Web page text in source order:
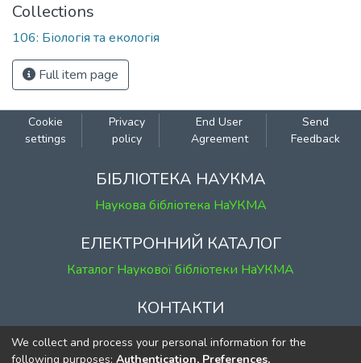
Collections
106: Біологія та екологія
Full item page
Cookie
settings
Privacy
policy
End User
Agreement
Send
Feedback
БІБЛІОТЕКА НАУКМА
Наукова бібліотека НаУКМА
ЕЛЕКТРОННИЙ КАТАЛОГ
Каталог Наукової бібліотеки НаУКМА
КОНТАКТИ
м. Київ, вул. Григорія Сковороди, 2
к. 1, к. 120
We collect and process your personal information for the
following purposes: Authentication, Preferences,